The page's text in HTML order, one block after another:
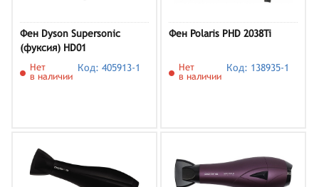
Фен Dyson Supersonic
(фуксия) HD01
Нет
в наличии
Код: 405913-1
Фен Polaris PHD 2038Ti
Нет
в наличии
Код: 138935-1